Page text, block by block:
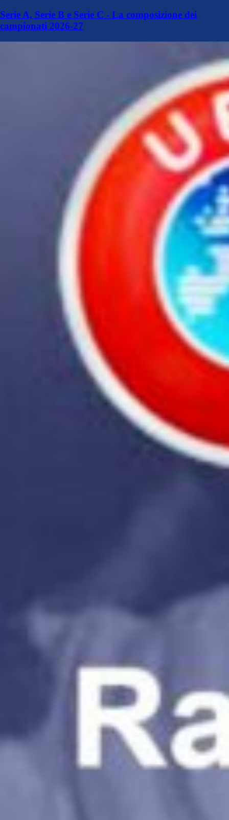
Serie A, Serie B e Serie C - La composizione dei
campionati 2026-27